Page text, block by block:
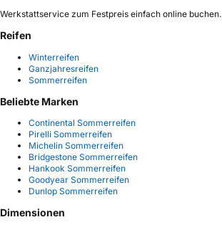
Werkstattservice zum Festpreis einfach online buchen.
Reifen
Winterreifen
Ganzjahresreifen
Sommerreifen
Beliebte Marken
Continental Sommerreifen
Pirelli Sommerreifen
Michelin Sommerreifen
Bridgestone Sommerreifen
Hankook Sommerreifen
Goodyear Sommerreifen
Dunlop Sommerreifen
Dimensionen